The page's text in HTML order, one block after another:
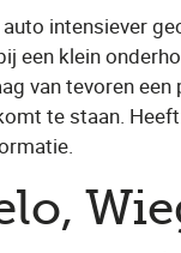
intensiever
een klein
van tevoren
te staan.